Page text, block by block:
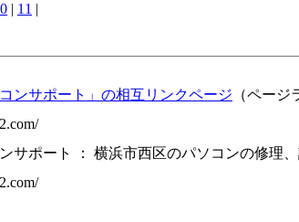
| 11 |
ンサポート」の相互リンクページ （ページ
サポート ： 横浜市西区のパソコンの修理、